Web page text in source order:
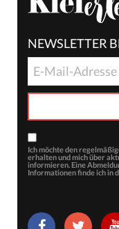
NEWSLETTER
Ich möchte den
erhalten und mich über
informieren. Eine
Informationen finde ich in